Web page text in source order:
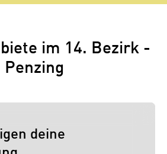
im 14. Bezirk -
Penzing
deine